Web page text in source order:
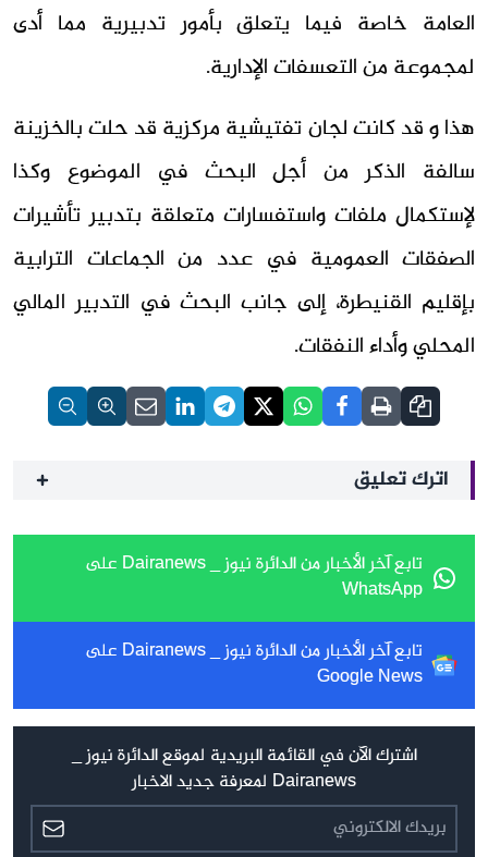
العامة خاصة فيما يتعلق بأمور تدبيرية مما أدى
لمجموعة من التعسفات الإدارية.
هذا و قد كانت لجان تفتيشية مركزية قد حلت بالخزينة
سالفة الذكر من أجل البحث في الموضوع وكذا
لإستكمال ملفات واستفسارات متعلقة بتدبير تأشيرات
الصفقات العمومية في عدد من الجماعات الترابية
بإقليم القنيطرة، إلى جانب البحث في التدبير المالي
المحلي وأداء النفقات.
اترك تعليق
تابع آخر الأخبار من الدائرة نيوز _ Dairanews على
WhatsApp
تابع آخر الأخبار من الدائرة نيوز _ Dairanews على
Google News
اشترك الآن في القائمة البريدية لموقع الدائرة نيوز _
Dairanews لمعرفة جديد الاخبار